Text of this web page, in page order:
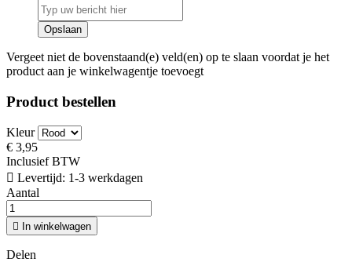
Opslaan
Vergeet niet de bovenstaand(e) veld(en) op te slaan voordat je het
product aan je winkelwagentje toevoegt
Product bestellen
Kleur
€ 3,95
Inclusief BTW
 Levertijd: 1-3 werkdagen
Aantal
 In winkelwagen
Delen